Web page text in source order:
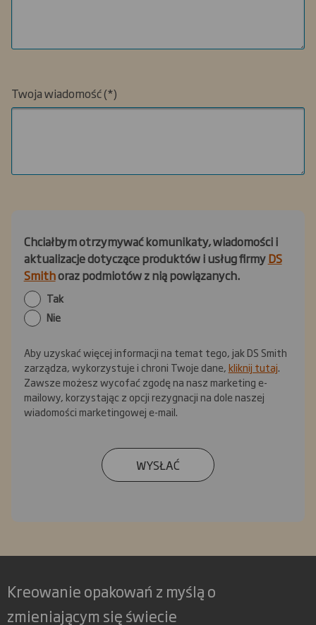
Twoja wiadomość
Chciałbym otrzymywać komunikaty, wiadomości i
aktualizacje dotyczące produktów i usług firmyDS
Smithoraz podmiotów z nią powiązanych.
Tak
Nie
Aby uzyskać więcej informacji na temat tego, jak DS Smith
zarządza, wykorzystuje i chroni Twoje dane,kliknij tutaj.
Zawsze możesz wycofać zgodę na nasz marketing e-
mailowy, korzystając z opcji rezygnacji na dole naszej
wiadomości marketingowej e-mail.
WYSŁAĆ
Kreowanie opakowań z myślą o
zmieniającym się świecie